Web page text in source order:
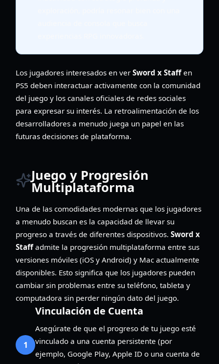
Los jugadores interesados en ver Sword x Staffen
PS5 deben interactuar activamente con la comunidad
del juego y los canales oficiales de redes sociales
para expresar su interés. La retroalimentación de los
desarrolladores a menudo juega un papel en las
futuras decisiones de plataforma.
Juego y Progresión
Multiplataforma
Una de las comodidades modernas que los jugadores
a menudo buscan es la capacidad de llevar su
progreso a través de diferentes dispositivos. Sword x
Staffadmite la progresión multiplataforma entre sus
versiones móviles (iOS y Android) y Mac actualmente
disponibles. Esto significa que los jugadores pueden
cambiar sin problemas entre su teléfono, tableta y
computadora sin perder ningún dato del juego.
1
Vinculación de Cuenta
Asegúrate de que el progreso de tu juego esté
vinculado a una cuenta persistente (por
ejemplo, Google Play, Apple ID o una cuenta de